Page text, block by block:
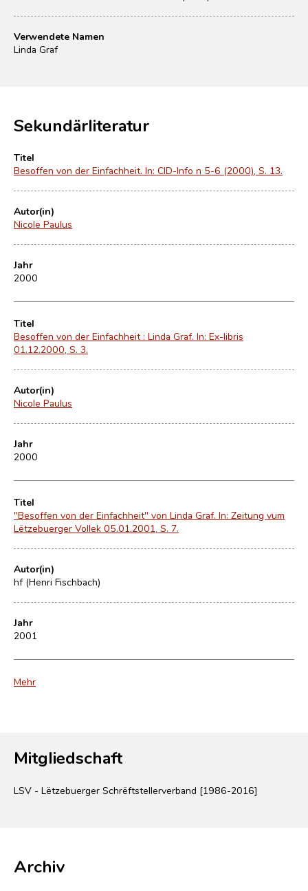
Verwendete Namen
Linda Graf
Sekundärliteratur
Titel
Besoffen von der Einfachheit. In: CID-Info n 5-6 (2000), S. 13.
Autor(in)
Nicole Paulus
Jahr
2000
Titel
Besoffen von der Einfachheit : Linda Graf. In: Ex-libris
01.12.2000, S. 3.
Autor(in)
Nicole Paulus
Jahr
2000
Titel
"Besoffen von der Einfachheit" von Linda Graf. In: Zeitung vum
Lëtzebuerger Vollek 05.01.2001, S. 7.
Autor(in)
hf (Henri Fischbach)
Jahr
2001
Mehr
Mitgliedschaft
LSV - Lëtzebuerger Schrëftstellerverband [1986-2016]
Archiv